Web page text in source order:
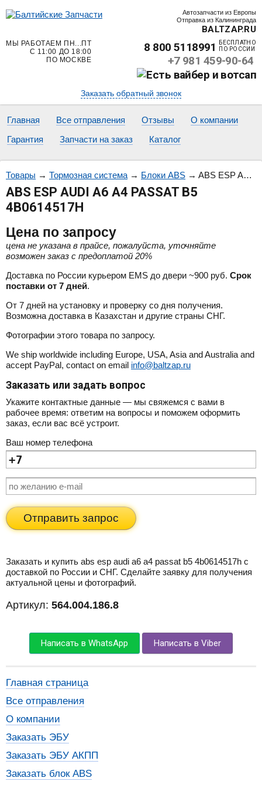
Автозапчасти из Европы
Отправка из Калининграда
BALTZAP.RU
МЫ РАБОТАЕМ ПН...ПТ
С 11:00 ДО 18:00
ПО МОСКВЕ
8 800 5118991
БЕСПЛАТНО
ПО РОССИИ
+7 981 459-90-64
Заказать обратный звонок
Главная Все отправления Отзывы
О компании
Гарантия
Запчасти на заказ Каталог
Товары → Тормозная система→ Блоки ABS → ABS ESP AUDI A6 A4 PASSAT B5 4B0614517H
ABS ESP AUDI A6 A4 PASSAT B5
4B0614517H
Цена по запросу
цена не указана в прайсе, пожалуйста, уточняйте
возможен заказ с предоплатой 20%
Доставка по России курьером EMS до двери ~900 руб. Срок
поставки от 7 дней.
От 7 дней на установку и проверку со дня получения.
Возможна доставка в Казахстан и другие страны СНГ.
Фотографии этого товара по запросу.
We ship worldwide including Europe, USA, Asia and Australia and
accept PayPal, contact on email info@baltzap.ru
Заказать или задать вопрос
Укажите контактные данные — мы свяжемся с вами в
рабочее время: ответим на вопросы и поможем оформить
заказ, если вас всё устроит.
Ваш номер телефона
Отправить запрос
Заказать и купить abs esp audi a6 a4 passat b5 4b0614517h с
доставкой по России и СНГ. Сделайте заявку для получения
актуальной цены и фотографий.
Артикул: 564.004.186.8
Написать в WhatsApp Написать в Viber
Главная страница
Все отправления
О компании
Заказать ЭБУ
Заказать ЭБУ АКПП
Заказать блок ABS